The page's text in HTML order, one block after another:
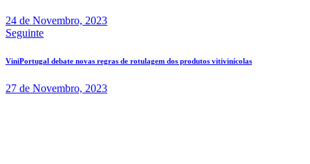
24 de Novembro, 2023
Seguinte
ViniPortugal debate novas regras de rotulagem dos produtos vitivinícolas
27 de Novembro, 2023